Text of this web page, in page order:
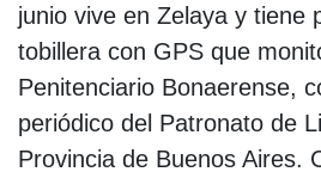
junio vive en Zelaya y tiene
tobillera con GPS que
Penitenciario Bonaerense,
periódico del Patronato de
Provincia de Buenos Aires.